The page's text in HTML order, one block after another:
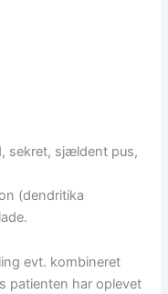
sekret, sjældent pus,
(dendritika
evt. kombineret
patienten har oplevet